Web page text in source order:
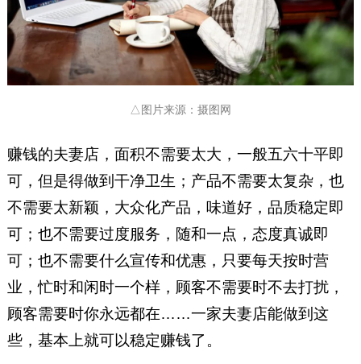
△图片来源：摄图网
赚钱的夫妻店，面积不需要太大，一般五六十平即
可，但是得做到干净卫生；产品不需要太复杂，也
不需要太新颖，大众化产品，味道好，品质稳定即
可；也不需要过度服务，随和一点，态度真诚即
可；也不需要什么宣传和优惠，只要每天按时营
业，忙时和闲时一个样，顾客不需要时不去打扰，
顾客需要时你永远都在……一家夫妻店能做到这
些，基本上就可以稳定赚钱了。